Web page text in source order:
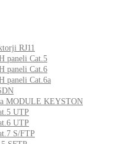
RJ11
paneli Cat.5
paneli Cat.6
paneli Cat.6a
MODULE KEYSTON
UTP
UTP
S/FTP